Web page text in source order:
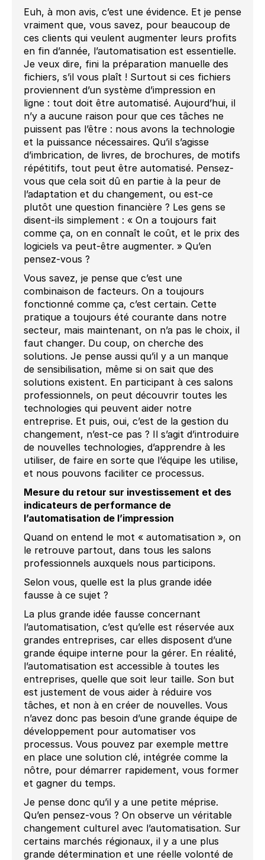
Euh, à mon avis, c’est une évidence. Et je pense
vraiment que, vous savez, pour beaucoup de
ces clients qui veulent augmenter leurs profits
en fin d’année, l’automatisation est essentielle.
Je veux dire, fini la préparation manuelle des
fichiers, s’il vous plaît ! Surtout si ces fichiers
proviennent d’un système d’impression en
ligne : tout doit être automatisé. Aujourd’hui, il
n’y a aucune raison pour que ces tâches ne
puissent pas l’être : nous avons la technologie
et la puissance nécessaires. Qu’il s’agisse
d’imbrication, de livres, de brochures, de motifs
répétitifs, tout peut être automatisé. Pensez-
vous que cela soit dû en partie à la peur de
l’adaptation et du changement, ou est-ce
plutôt une question financière ? Les gens se
disent-ils simplement : « On a toujours fait
comme ça, on en connaît le coût, et le prix des
logiciels va peut-être augmenter. » Qu’en
pensez-vous ?
Vous savez, je pense que c’est une
combinaison de facteurs. On a toujours
fonctionné comme ça, c’est certain. Cette
pratique a toujours été courante dans notre
secteur, mais maintenant, on n’a pas le choix, il
faut changer. Du coup, on cherche des
solutions. Je pense aussi qu’il y a un manque
de sensibilisation, même si on sait que des
solutions existent. En participant à ces salons
professionnels, on peut découvrir toutes les
technologies qui peuvent aider notre
entreprise. Et puis, oui, c’est de la gestion du
changement, n’est-ce pas ? Il s’agit d’introduire
de nouvelles technologies, d’apprendre à les
utiliser, de faire en sorte que l’équipe les utilise,
et nous pouvons faciliter ce processus.
Mesure du retour sur investissement et des
indicateurs de performance de
l’automatisation de l’impression
Quand on entend le mot « automatisation », on
le retrouve partout, dans tous les salons
professionnels auxquels nous participons.
Selon vous, quelle est la plus grande idée
fausse à ce sujet ?
La plus grande idée fausse concernant
l’automatisation, c’est qu’elle est réservée aux
grandes entreprises, car elles disposent d’une
grande équipe interne pour la gérer. En réalité,
l’automatisation est accessible à toutes les
entreprises, quelle que soit leur taille. Son but
est justement de vous aider à réduire vos
tâches, et non à en créer de nouvelles. Vous
n’avez donc pas besoin d’une grande équipe de
développement pour automatiser vos
processus. Vous pouvez par exemple mettre
en place une solution clé, intégrée comme la
nôtre, pour démarrer rapidement, vous former
et gagner du temps.
Je pense donc qu’il y a une petite méprise.
Qu’en pensez-vous ? On observe un véritable
changement culturel avec l’automatisation. Sur
certains marchés régionaux, il y a une plus
grande détermination et une réelle volonté de